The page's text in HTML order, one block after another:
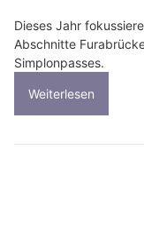
Dieses Jahr
Abschnitte
Simplonpasses.
Weiterlesen